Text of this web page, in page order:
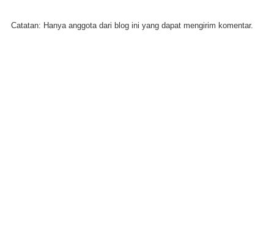
Catatan: Hanya anggota dari blog ini yang dapat mengirim komentar.